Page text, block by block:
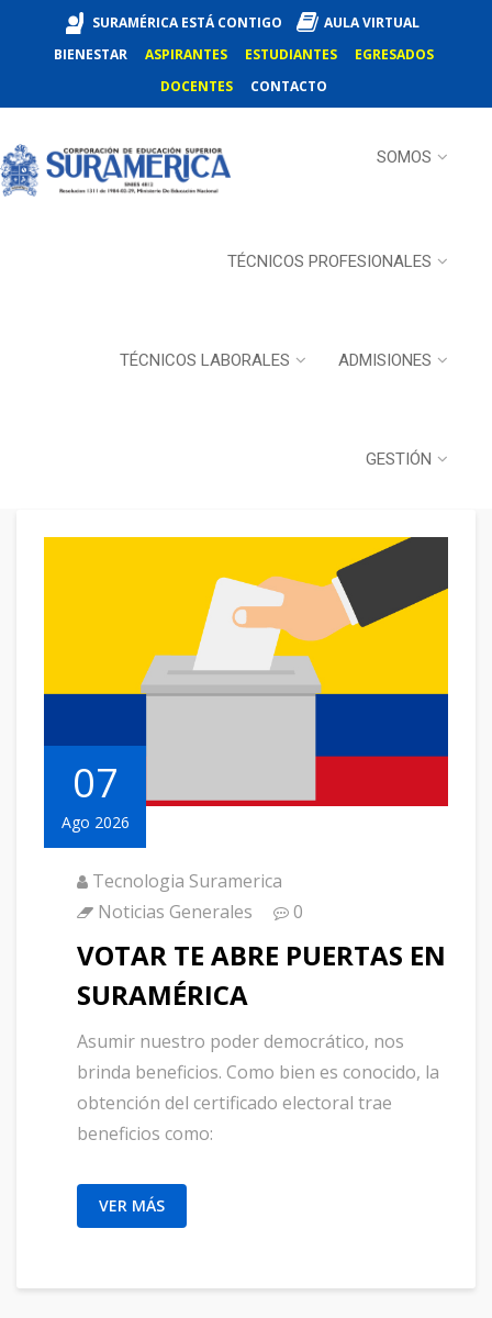
SURAMÉRICA ESTÁ CONTIGO
AULA VIRTUAL
BIENESTAR
ASPIRANTES ESTUDIANTES
EGRESADOS
DOCENTES
CONTACTO
SOMOS
TÉCNICOS PROFESIONALES
TÉCNICOS LABORALES ADMISIONES
GESTIÓN
07
Ago 2026
Tecnologia Suramerica
Noticias Generales
0
VOTAR TE ABRE PUERTAS EN
SURAMÉRICA
Asumir nuestro poder democrático, nos
brinda beneficios. Como bien es conocido, la
obtención del certificado electoral trae
beneficios como:
VER MÁS